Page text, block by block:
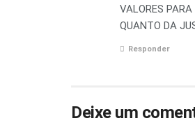
VALORES
QUANTO DA
Responder
Deixe um